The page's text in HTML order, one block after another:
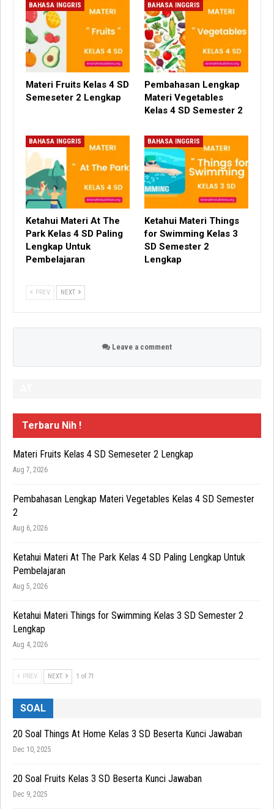
BAHASA INGGRIS
Materi Fruits Kelas 4 SD
Semeseter 2 Lengkap
BAHASA INGGRIS
Pembahasan Lengkap
Materi Vegetables
Kelas 4 SD Semester 2
BAHASA INGGRIS
Ketahui Materi At The
Park Kelas 4 SD Paling
Lengkap Untuk
Pembelajaran
BAHASA INGGRIS
Ketahui Materi Things
for Swimming Kelas 3
SD Semester 2
Lengkap
PREV NEXT
Leave a comment
Terbaru Nih !
Materi Fruits Kelas 4 SD Semeseter 2 Lengkap
Aug 7, 2026
Pembahasan Lengkap Materi Vegetables Kelas 4 SD Semester
2
Aug 6, 2026
Ketahui Materi At The Park Kelas 4 SD Paling Lengkap Untuk
Pembelajaran
Aug 5, 2026
Ketahui Materi Things for Swimming Kelas 3 SD Semester 2
Lengkap
Aug 4, 2026
PREV NEXT 1 of 71
SOAL
20 Soal Things At Home Kelas 3 SD Beserta Kunci Jawaban
Dec 10, 2025
20 Soal Fruits Kelas 3 SD Beserta Kunci Jawaban
Dec 9, 2025